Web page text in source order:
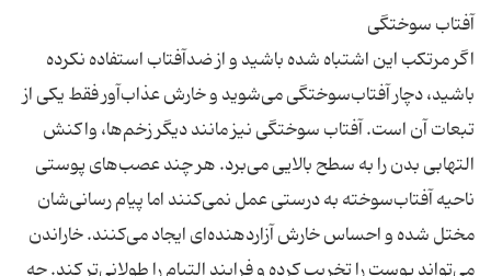
اگر مرتکب این اشتباه شده باشید و از ضدآفتاب استفاده نکرده
باشید، دچار آفتاب‌سوختگی می‌شوید و خارش عذاب‌آور فقط یکی از
تبعات آن است. آفتاب سوختگی نیز مانند دیگر زخم‌ها، واکنش
التهابی بدن را به سطح بالایی می‌برد. هر چند عصب‌های پوستی
ناحیه آفتاب‌سوخته به درستی عمل نمی‌کنند اما پیام رسانی‌شان
مختل شده و احساس خارش آزاردهنده‌ای ایجاد می‌کنند. خاراندن
می‌تواند پوست را تخریب کرده و فرایند التیام را طولانی‌تر کند. چه